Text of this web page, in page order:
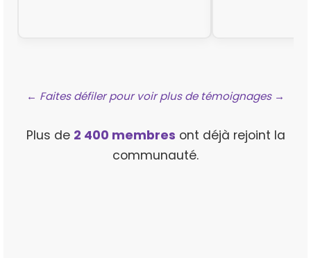
← Faites défiler pour voir plus de témoignages →
Plus de 2 400 membres ont déjà rejoint la
communauté.